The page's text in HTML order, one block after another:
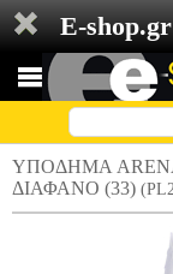
E-
ΥΠΟΔΗΜΑ ARENA
ΔΙΑΦΑΝΟ (33)